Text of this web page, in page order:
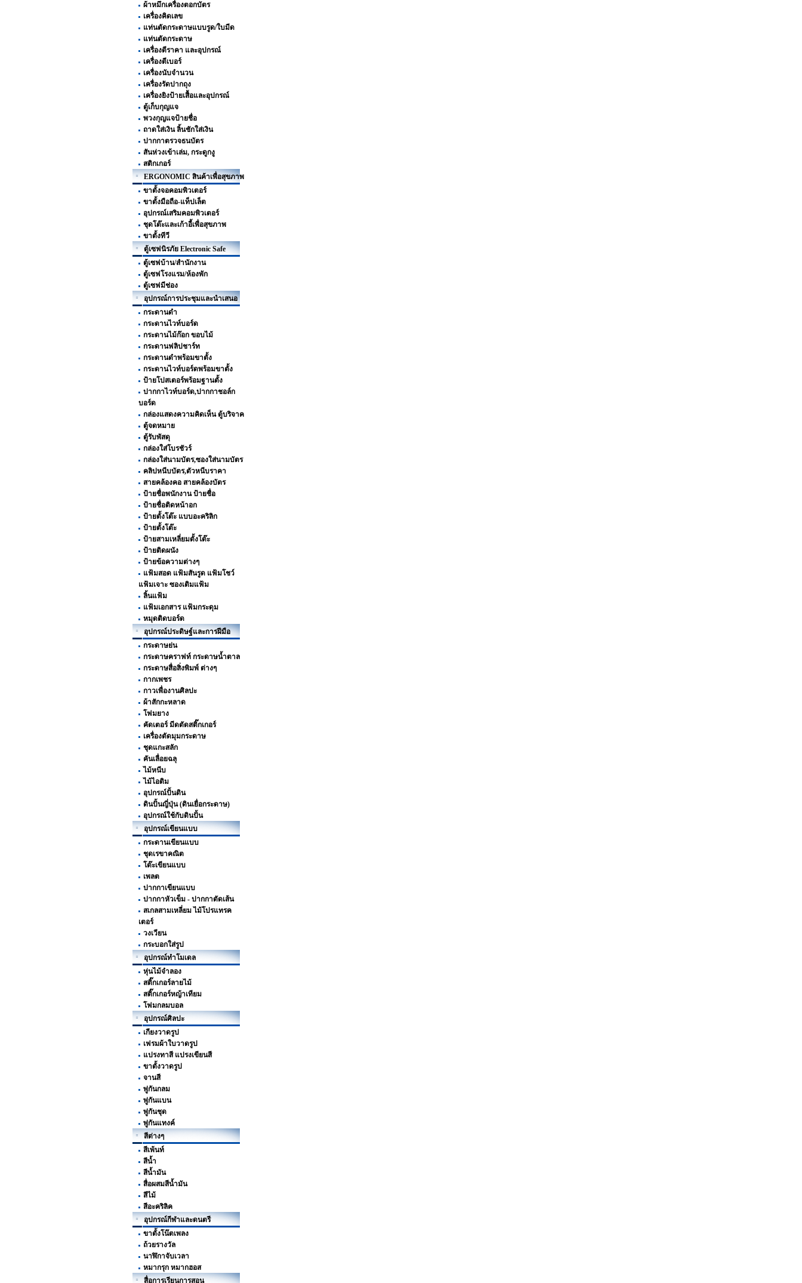
ผ้าหมึกเครื่องตอกบัตร
เครื่องคิดเลข
แท่นตัดกระดาษแบบรูด/ใบมีด
แท่นตัดกระดาษ
เครื่องตีราคา และอุปกรณ์
เครื่องตีเบอร์
เครื่องนับจำนวน
เครื่องรัดปากถุง
เครื่องยิงป้ายเสื้อและอุปกรณ์
ตู้เก็บกุญแจ
พวงกุญแจป้ายชื่อ
ถาดใส่เงิน ลิ้นชักใส่เงิน
ปากกาตรวจธนบัตร
สันห่วงเข้าเล่ม, กระดูกงู
สติกเกอร์
ERGONOMIC สินค้าเพื่อสุขภาพ
ขาตั้งจอคอมพิวเตอร์
ขาตั้งมือถือ-แท็ปเล็ต
อุปกรณ์เสริมคอมพิวเตอร์
ชุดโต๊ะและเก้าอี้เพื่อสุขภาพ
ขาตั้งทีวี
ตู้เซฟนิรภัย Electronic Safe
ตู้เซฟบ้าน/สำนักงาน
ตู้เซฟโรงแรม/ห้องพัก
ตู้เซฟมีช่อง
อุปกรณ์การประชุมและนำเสนอ
กระดานดำ
กระดานไวท์บอร์ด
กระดานไม้ก๊อก ขอบไม้
กระดานฟลิปชาร์ท
กระดานดำพร้อมขาตั้ง
กระดานไวท์บอร์ดพร้อมขาตั้ง
ป้ายโปสเตอร์พร้อมฐานตั้ง
ปากกาไวท์บอร์ด,ปากกาชอล์ก
บอร์ด
กล่องแสดงความคิดเห็น ตู้บริจาค
ตู้จดหมาย
ตู้รับพัสดุ
กล่องใส่โบรชัวร์
กล่องใส่นามบัตร,ซองใส่นามบัตร
คลิปหนีบบัตร,ตัวหนีบราคา
สายคล้องคอ สายคล้องบัตร
ป้ายชื่อพนักงาน ป้ายชื่อ
ป้ายชื่อติดหน้าอก
ป้ายตั้งโต๊ะ แบบอะคริลิก
ป้ายตั้งโต๊ะ
ป้ายสามเหลี่ยมตั้งโต๊ะ
ป้ายติดผนัง
ป้ายข้อความต่างๆ
แฟ้มสอด แฟ้มสันรูด แฟ้มโชว์
แฟ้มเจาะ ซองเติมแฟ้ม
ลิ้นแฟ้ม
แฟ้มเอกสาร แฟ้มกระดุม
หมุดติดบอร์ด
อุปกรณ์ประดิษฐ์และการฝีมือ
กระดาษย่น
กระดาษคราฟท์ กระดาษน้ำตาล
กระดาษสื่อสิ่งพิมพ์ ต่างๆ
กากเพชร
กาวเพื่องานศิลปะ
ผ้าสักกะหลาด
โฟมยาง
คัดเตอร์ มีดตัดสติ๊กเกอร์
เครื่องตัดมุมกระดาษ
ชุดแกะสลัก
คันเลื่อยฉลุ
ไม้หนีบ
ไม้ไอติม
อุปกรณ์ปั้นดิน
ดินปั้นญี่ปุ่น (ดินเยื่อกระดาษ)
อุปกรณ์ใช้กับดินปั้น
อุปกรณ์เขียนแบบ
กระดานเขียนแบบ
ชุดเรขาคณิต
โต๊ะเขียนแบบ
เพลต
ปากกาเขียนแบบ
ปากกาหัวเข็ม - ปากกาตัดเส้น
สเกลสามเหลี่ยม ไม้โปรแทรค
เตอร์
วงเวียน
กระบอกใส่รูป
อุปกรณ์ทำโมเดล
หุ่นไม้จำลอง
สติ๊กเกอร์ลายไม้
สติ๊กเกอร์หญ้าเทียม
โฟมกลมบอล
อุปกรณ์ศิลปะ
เกียงวาดรูป
เฟรมผ้าใบวาดรูป
แปรงทาสี แปรงเขียนสี
ขาตั้งวาดรูป
จานสี
พู่กันกลม
พู่กันแบน
พู่กันชุด
พู่กันแทงค์
สีต่างๆ
สีเพ้นท์
สีน้ำ
สีน้ำมัน
สื่อผสมสีน้ำมัน
สีไม้
สีอะคริลิค
อุปกรณ์กีฬาและดนตรี
ขาตั้งโน๊ตเพลง
ถ้วยรางวัล
นาฬิกาจับเวลา
หมากรุก หมากฮอส
สื่อการเรียนการสอน